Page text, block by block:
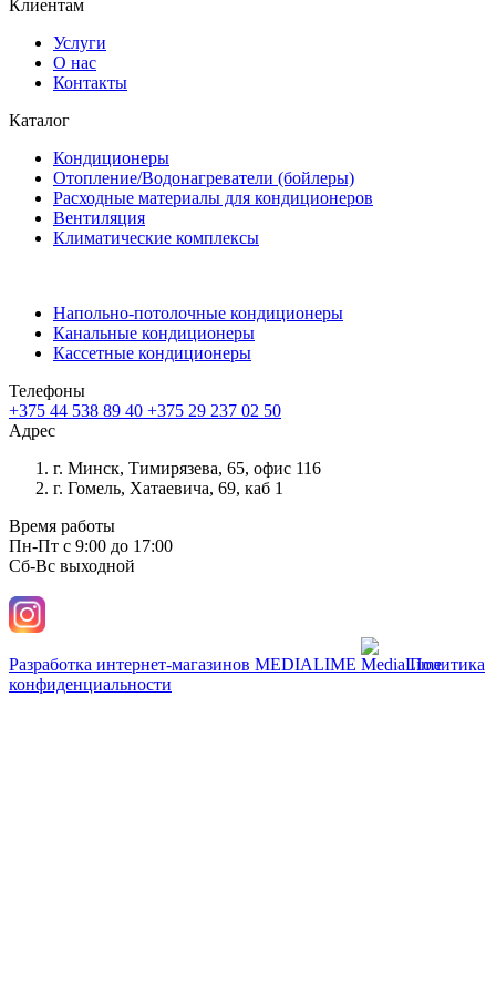
Клиентам
Услуги
О нас
Контакты
Каталог
Кондиционеры
Отопление/Водонагреватели (бойлеры)
Расходные материалы для кондиционеров
Вентиляция
Климатические комплексы
Напольно-потолочные кондиционеры
Канальные кондиционеры
Кассетные кондиционеры
Телефоны
+375 44 538 89 40 +375 29 237 02 50
Адрес
г. Минск, Тимирязева, 65, офис 116
г. Гомель, Хатаевича, 69, каб 1
Время работы
Пн-Пт с 9:00 до 17:00
Сб-Вс выходной
Разработка интернет-магазинов MEDIALIME
Политика
конфиденциальности